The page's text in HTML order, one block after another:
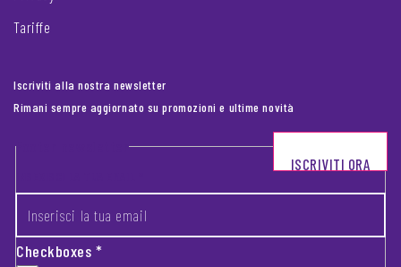
Tariffe
Iscriviti alla nostra newsletter
Rimani sempre aggiornato su promozioni e ultime novità
Footer newsletter
Checkboxes*
ISCRIVITI ORA